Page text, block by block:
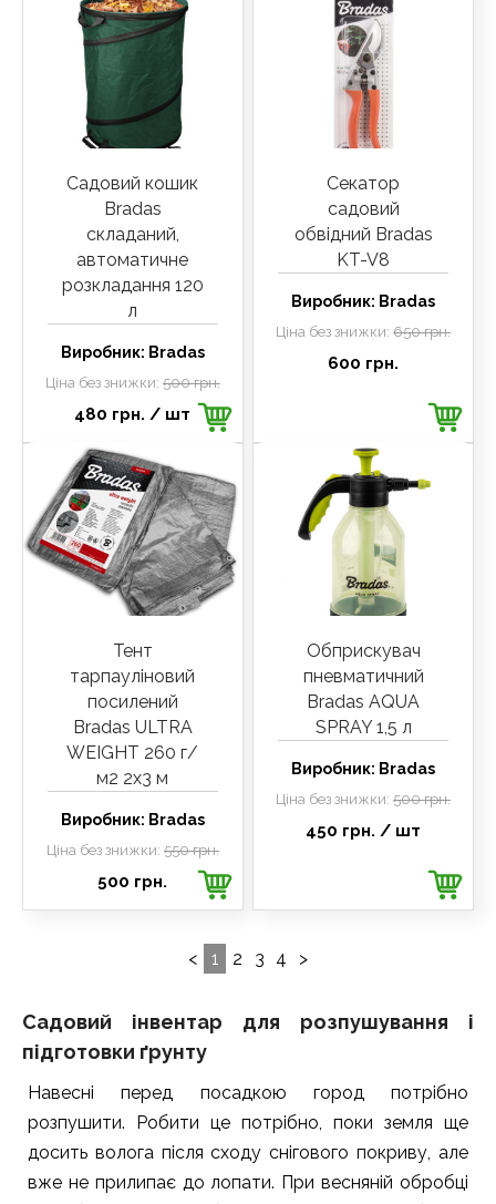
Садовий кошик
Bradas
складаний,
автоматичне
розкладання 120
л
Виробник: Bradas
Ціна без знижки: 500 грн.
480 грн. / шт
Секатор
садовий
обвідний Bradas
KT-V8
Виробник: Bradas
Ціна без знижки:650 грн.
600 грн.
Тент
тарпауліновий
посилений
Bradas ULTRA
WEIGHT 260 г/
м2 2x3 м
Виробник: Bradas
Ціна без знижки: 550 грн.
500 грн.
Обприскувач
пневматичний
Bradas AQUA
SPRAY 1,5 л
Виробник: Bradas
Ціна без знижки:500 грн.
450 грн. / шт
1 2 3 4
Садовий інвентар для розпушування і
підготовки ґрунту
Навесні перед посадкою город потрібно
розпушити. Робити це потрібно, поки земля ще
досить волога після сходу снігового покриву, але
вже не прилипає до лопати. При весняній обробці